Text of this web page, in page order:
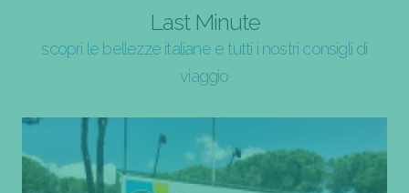
Last Minute
scopri le bellezze italiane e tutti i nostri consigli di
viaggio